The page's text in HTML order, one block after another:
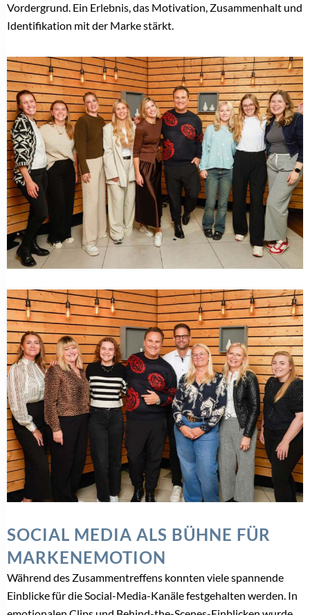
Vordergrund. Ein Erlebnis, das Motivation, Zusammenhalt und
Identifikation mit der Marke stärkt.
SOCIAL MEDIA ALS BÜHNE FÜR
MARKENEMOTION
Während des Zusammentreffens konnten viele spannende
Einblicke für die Social-Media-Kanäle festgehalten werden. In